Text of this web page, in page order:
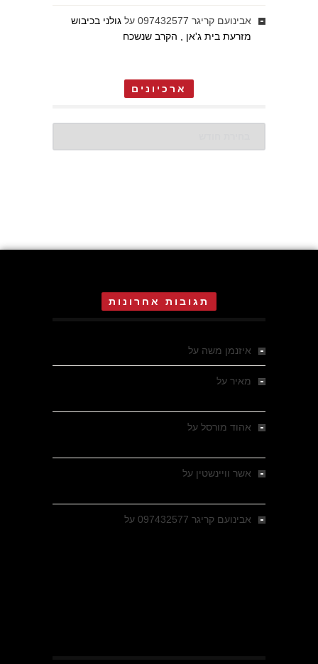
אבינועם קריגר 097432577 על גולני בכיבוש
מזרעת בית ג'אן , הקרב שנשכח
ארכיונים
תגובות אחרונות
איזנמן משה על
מאיר על
אהוד מורסל על
אשר וויינשטין על
אבינועם קריגר 097432577 על